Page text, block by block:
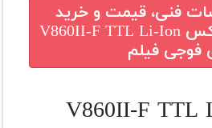
فنی، قیمت و خرید
اسپیدلایت گودکس V860II-F TTL Li-Ion
فوجی فیلم